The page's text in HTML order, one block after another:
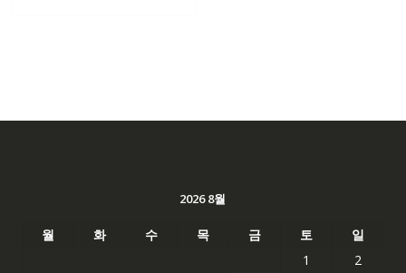
2026 8월
월 화 수 목 금 토
일
1
2